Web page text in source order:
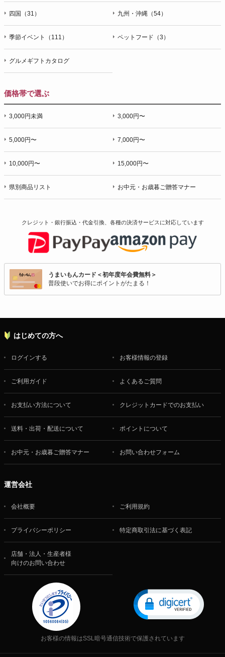
四国（31） 九州・沖縄（54）
季節イベント（111） ペットフード（3）
グルメギフトカタログ
価格帯で選ぶ
3,000円未満 3,000円〜
5,000円〜 7,000円〜
10,000円〜 15,000円〜
県別商品リスト お中元・お歳暮ご贈答マナー
クレジット・銀行振込・代金引換、各種の決済サービスに対応しています
うまいもんカード＜初年度年会費無料＞
普段使いでお得にポイントがたまる！
はじめての方へ
ログインする お客様情報の登録
ご利用ガイド よくあるご質問
お支払い方法について クレジットカードでのお支払い
送料・出荷・配送について ポイントについて
お中元・お歳暮ご贈答マナー お問い合わせフォーム
運営会社
会社概要 ご利用規約
プライバシーポリシー 特定商取引法に基づく表記
店舗・法人・生産者様
向けのお問い合わせ
お客様の情報はSSL暗号通信技術で保護されています